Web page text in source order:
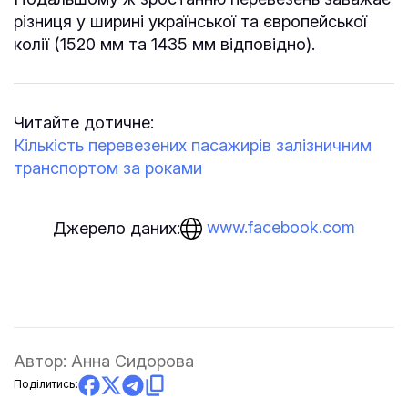
різниця у ширині української та європейської
колії (1520 мм та 1435 мм відповідно).
Читайте дотичне:
Кількість перевезених пасажирів залізничним
транспортом за роками
Джерело даних: www.facebook.com
Автор: Анна Сидорова
Поділитись: